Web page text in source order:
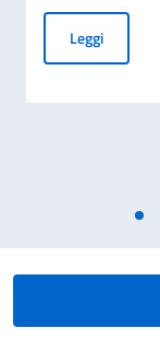
LeggiElezioni